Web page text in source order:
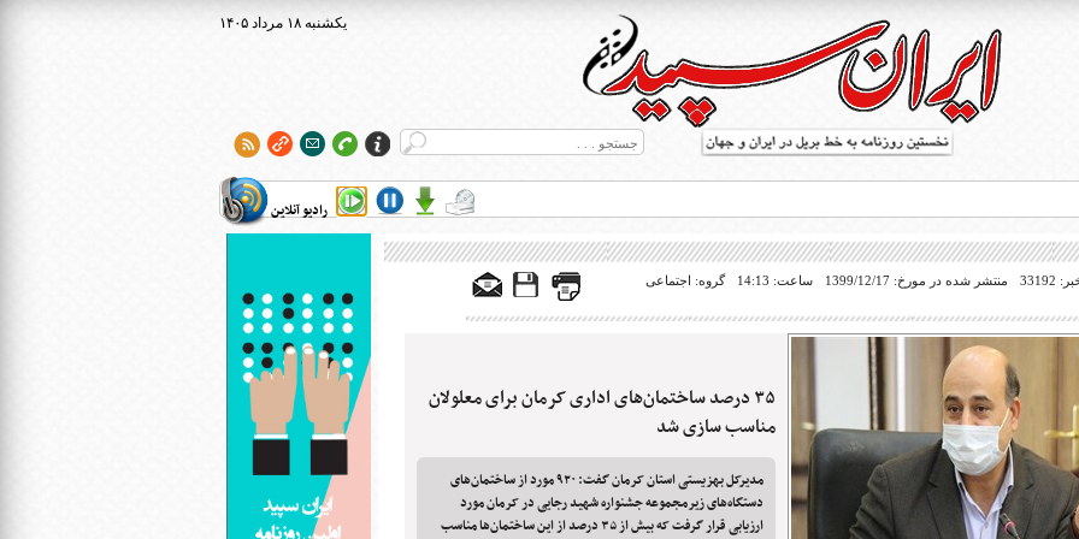
۱۴۰۵ يکشنبه ۱۸ مرداد
رادیو آنلاین
بریل در جهان
منتشر شده در مورخ: 1399/12/17 ساعت: 14:13 گروه: اجتماعی
۳۵ درصد ساختمان‌های اداری کرمان برای معلولان
مناسب سازی شد
مدیرکل بهزیستی استان کرمان گفت‌: ۹۲۰ مورد از ساختمان‌های
دستگاه‌های زیرمجموعه جشنواره شهید رجایی در کرمان مورد
ارزیابی قرار گرفت که بیش از ۳۵ درصد از این ساختمان‌ها مناسب